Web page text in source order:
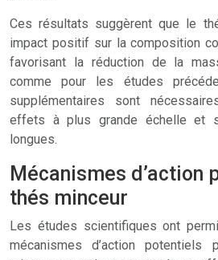
Ces résultats suggèrent que le
impact positif sur la composition
favorisant la réduction de la
comme pour les études
supplémentaires sont
effets à plus grande échelle et
longues.
Mécanismes d’action
thés minceur
Les études scientifiques ont
mécanismes d’action